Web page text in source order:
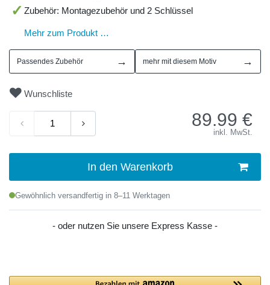
Zubehör: Montagezubehör und 2 Schlüssel
Mehr zum Produkt …
Passendes Zubehör → mehr mit diesem Motiv →
Wunschliste
89.99 €
inkl. MwSt.
In den Warenkorb
Gewöhnlich versandfertig in 8–11 Werktagen
- oder nutzen Sie unsere Express Kasse -